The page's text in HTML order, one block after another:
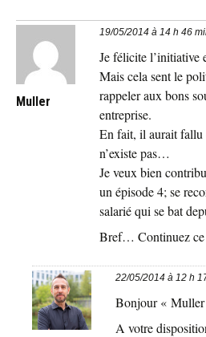
Muller
19/05/2014 à 14 h 46
Je félicite l’initiative
Mais cela sent le
rappeler aux bons
entreprise.
En fait, il aurait fallu
n’existe pas…
Je veux bien
un épisode 4; se
salarié qui se bat
Bref… Continuez ce
22/05/2014 à 12 h
Bonjour «
A votre